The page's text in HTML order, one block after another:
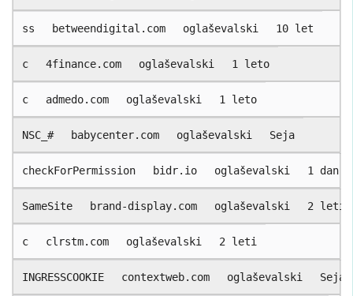
ss betweendigital.com oglaševalski 10 let
c 4finance.com oglaševalski 1 leto
c admedo.com oglaševalski 1 leto
NSC_# babycenter.com oglaševalski Seja
checkForPermission bidr.io oglaševalski 1 dan
SameSite brand-display.com oglaševalski 2 leti
c clrstm.com oglaševalski 2 leti
INGRESSCOOKIE contextweb.com oglaševalski Seja